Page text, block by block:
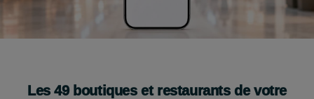
Je l'offreLes49boutiques et restaurants de votre